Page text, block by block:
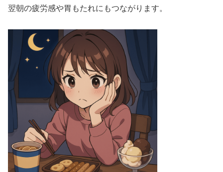
翌朝の疲労感や胃もたれにもつながります。